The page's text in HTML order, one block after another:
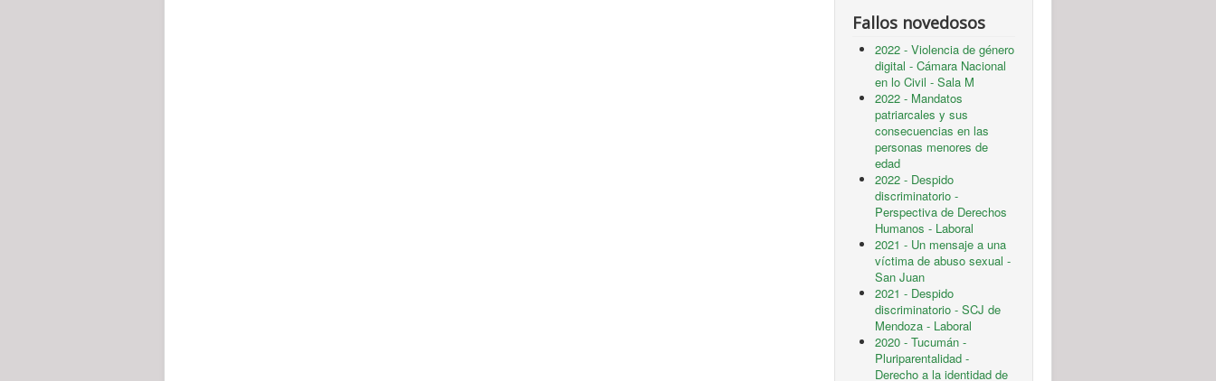
Fallos novedosos
2022 - Violencia de género
digital - Cámara Nacional
en lo Civil - Sala M
2022 - Mandatos
patriarcales y sus
consecuencias en las
personas menores de
edad
2022 - Despido
discriminatorio -
Perspectiva de Derechos
Humanos - Laboral
2021 - Un mensaje a una
víctima de abuso sexual -
San Juan
2021 - Despido
discriminatorio - SCJ de
Mendoza - Laboral
2020 - Tucumán -
Pluriparentalidad -
Derecho a la identidad de